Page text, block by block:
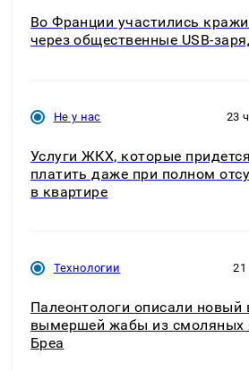
продукта: что купить?
Во Франции участились
через общественные USB-
Не у нас 23
Услуги ЖКХ, которые придется
платить даже при полном
в квартире
Технологии 21
Палеонтологи описали новый
вымершей жабы из смоляных
Бреа